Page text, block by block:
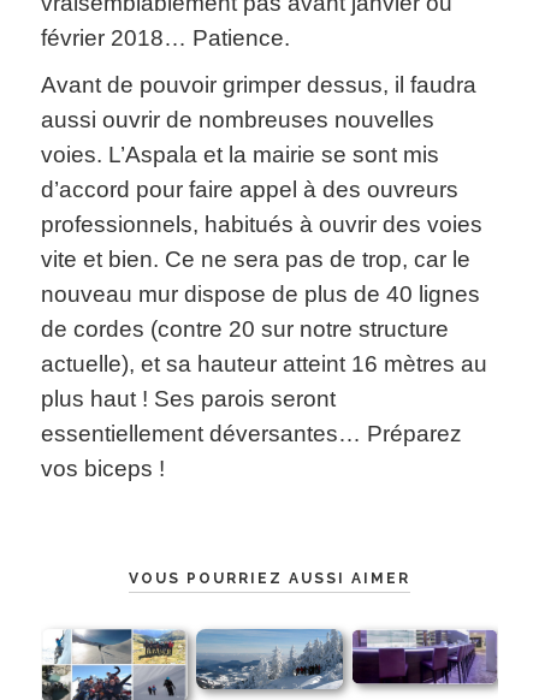
février 2018… Patience.
Avant de pouvoir grimper dessus, il faudra
aussi ouvrir de nombreuses nouvelles
voies. L’Aspala et la mairie se sont mis
d’accord pour faire appel à des ouvreurs
professionnels, habitués à ouvrir des voies
vite et bien. Ce ne sera pas de trop, car le
nouveau mur dispose de plus de 40 lignes
de cordes (contre 20 sur notre structure
actuelle), et sa hauteur atteint 16 mètres au
plus haut ! Ses parois seront
essentiellement déversantes… Préparez
vos biceps !
VOUS POURRIEZ AUSSI AIMER